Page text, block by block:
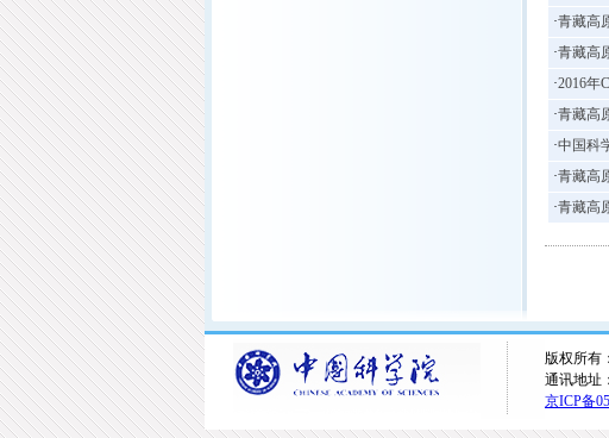
·青藏高
·青藏高
·2016年
·青藏高
·中国科
·青藏高
·青藏高
版权所有
通讯地址
京ICP备